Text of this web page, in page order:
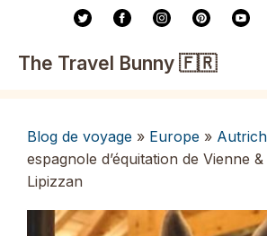
contenu
The Travel Bunny 🇫🇷
Blog de voyage » Europe »
espagnole d’équitation de Vienne
Lipizzan